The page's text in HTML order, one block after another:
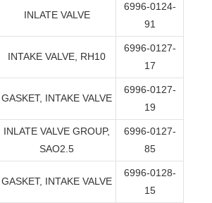
INLATE VALVE
6996-0124-
91
INTAKE VALVE, RH10
6996-0127-
17
GASKET, INTAKE VALVE
6996-0127-
19
INLATE VALVE GROUP,
SAO2.5
6996-0127-
85
GASKET, INTAKE VALVE
6996-0128-
15